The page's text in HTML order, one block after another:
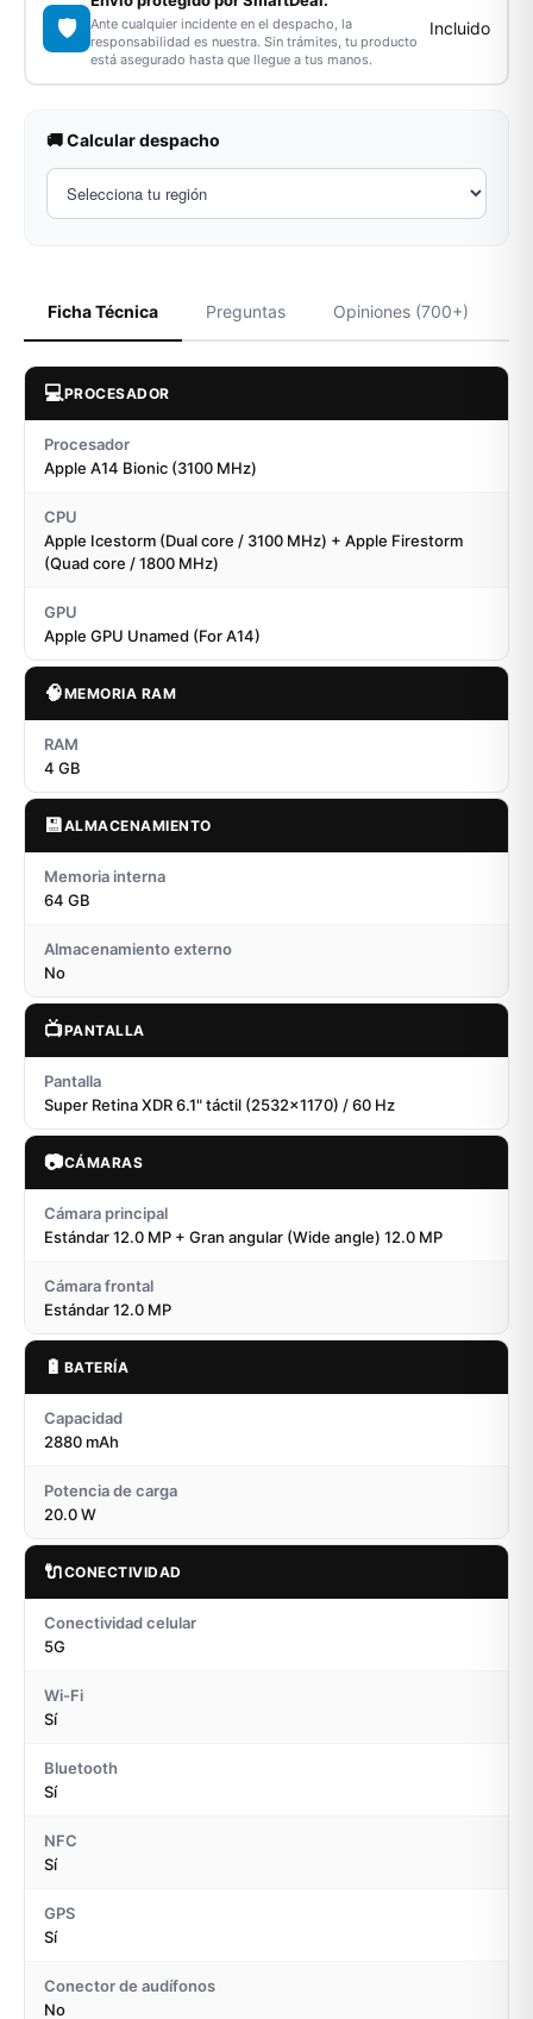
🛡️
Ante cualquier incidente en el despacho, la
responsabilidad es nuestra. Sin trámites, tu producto
está asegurado hasta que llegue a tus manos.
Incluido
🚚 Calcular despacho
Ficha Técnica Preguntas Opiniones (700+)
💻PROCESADOR
Procesador
Apple A14 Bionic (3100 MHz)
CPU
Apple Icestorm (Dual core / 3100 MHz) + Apple Firestorm
(Quad core / 1800 MHz)
GPU
Apple GPU Unamed (For A14)
🧠MEMORIA RAM
RAM
4 GB
💾ALMACENAMIENTO
Memoria interna
64 GB
Almacenamiento externo
No
📺PANTALLA
Pantalla
Super Retina XDR 6.1" táctil (2532x1170) / 60 Hz
📷CÁMARAS
Cámara principal
Estándar 12.0 MP + Gran angular (Wide angle) 12.0 MP
Cámara frontal
Estándar 12.0 MP
🔋 BATERÍA
Capacidad
2880 mAh
Potencia de carga
20.0 W
🔌CONECTIVIDAD
Conectividad celular
5G
Wi-Fi
Sí
Bluetooth
Sí
NFC
Sí
GPS
Sí
Conector de audífonos
No